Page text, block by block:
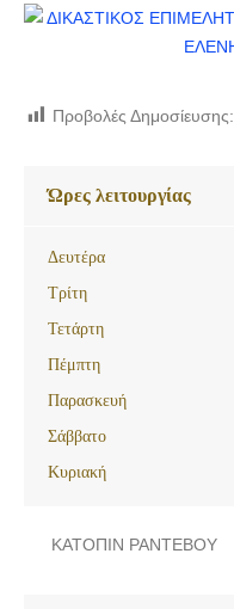
Προβολές Δημοσίευσης:
Ώρες λειτουργίας
Δευτέρα
Τρίτη
Τετάρτη
Πέμπτη
Παρασκευή
Σάββατο
Κυριακή
ΚΑΤΟΠΙΝ ΡΑΝΤΕΒΟΥ